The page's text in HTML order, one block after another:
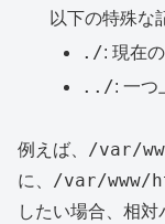
以下の特殊な
./: 現在
../: 一つ
例えば、 /var/
に、 /var/www/
したい場合、相対